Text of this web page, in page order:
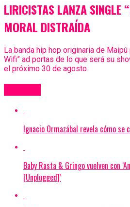
LIRICISTAS LANZA SINGLE
MORAL DISTRAÍDA
La banda hip hop originaria de
Wifi” ad portas de lo que será su
el próximo 30 de agosto.
Ignacio Ormazábal revela cómo se
Baby Rasta & Gringo vuelven con
[Unplugged]’